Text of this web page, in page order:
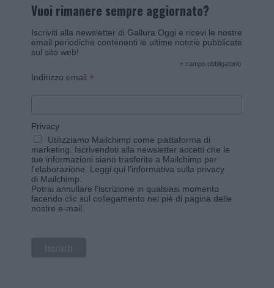
Vuoi rimanere sempre aggiornato?
Iscriviti alla newsletter di Gallura Oggi e ricevi le nostre
email periodiche contenenti le ultime notizie pubblicate
sul sito web!
* campo obbligatorio
Indirizzo email *
Privacy
Utilizziamo Mailchimp come piattaforma di
marketing. Iscrivendoti alla newsletter accetti che le
tue informazioni siano trasferite a Mailchimp per
l'elaborazione. Leggi qui l'informativa sulla privacy
di Mailchimp
Potrai annullare l'iscrizione in qualsiasi momento
facendo clic sul collegamento nel piè di pagina delle
nostre e-mail.